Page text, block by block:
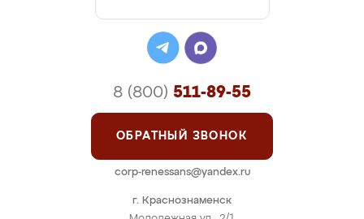
г. Краснознаменск
8 (800) 511-89-55
ОБРАТНЫЙ ЗВОНОК
corp-renessans@yandex.ru